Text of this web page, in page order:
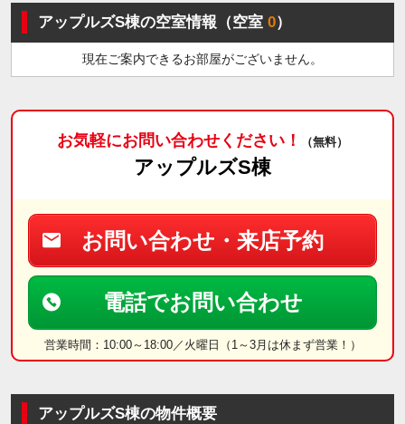
アップルズS棟の空室情報（空室0）
現在ご案内できるお部屋がございません。
お気軽にお問い合わせください！ （無料）
アップルズS棟
お問い合わせ・来店予約
電話でお問い合わせ
営業時間：10:00～18:00／火曜日（1～3月は休まず営業！）
アップルズS棟の物件概要